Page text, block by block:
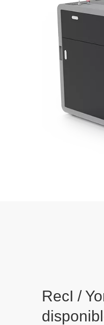
RecI /